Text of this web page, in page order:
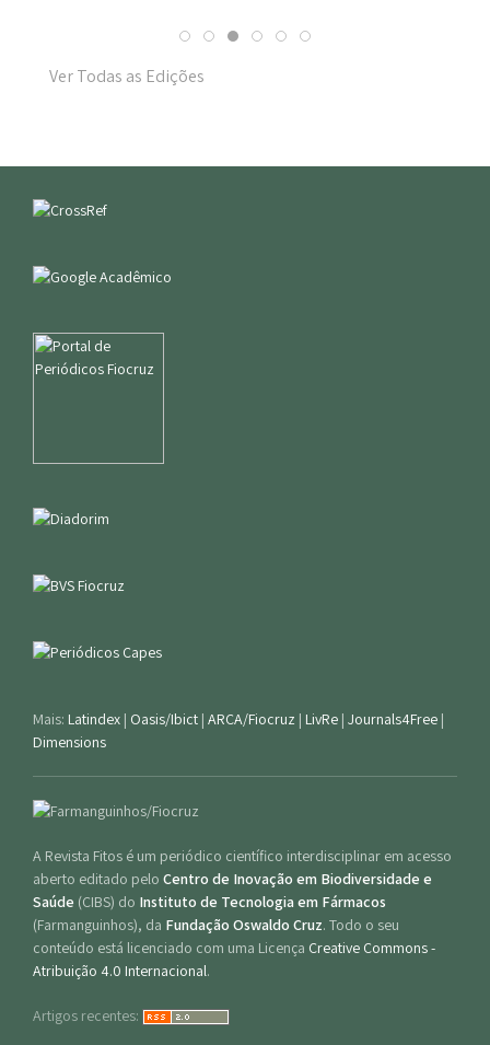
Ver Todas as Edições
Mais: Latindex | Oasis/Ibict | ARCA/Fiocruz | LivRe | Journals4Free |
Dimensions
A Revista Fitos é um periódico científico interdisciplinar em acesso
aberto editado pelo Centro de Inovação em Biodiversidade e
Saúde (CIBS) do Instituto de Tecnologia em Fármacos
(Farmanguinhos), da Fundação Oswaldo Cruz. Todo o seu
conteúdo está licenciado com uma Licença Creative Commons -
Atribuição 4.0 Internacional.
Artigos recentes: